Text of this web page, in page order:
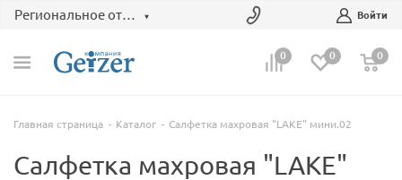
Региональное отделение Войти
0 0 0
Главная страница Каталог Салфетка махровая "LAKE" мини.02
Салфетка махровая "LAKE"